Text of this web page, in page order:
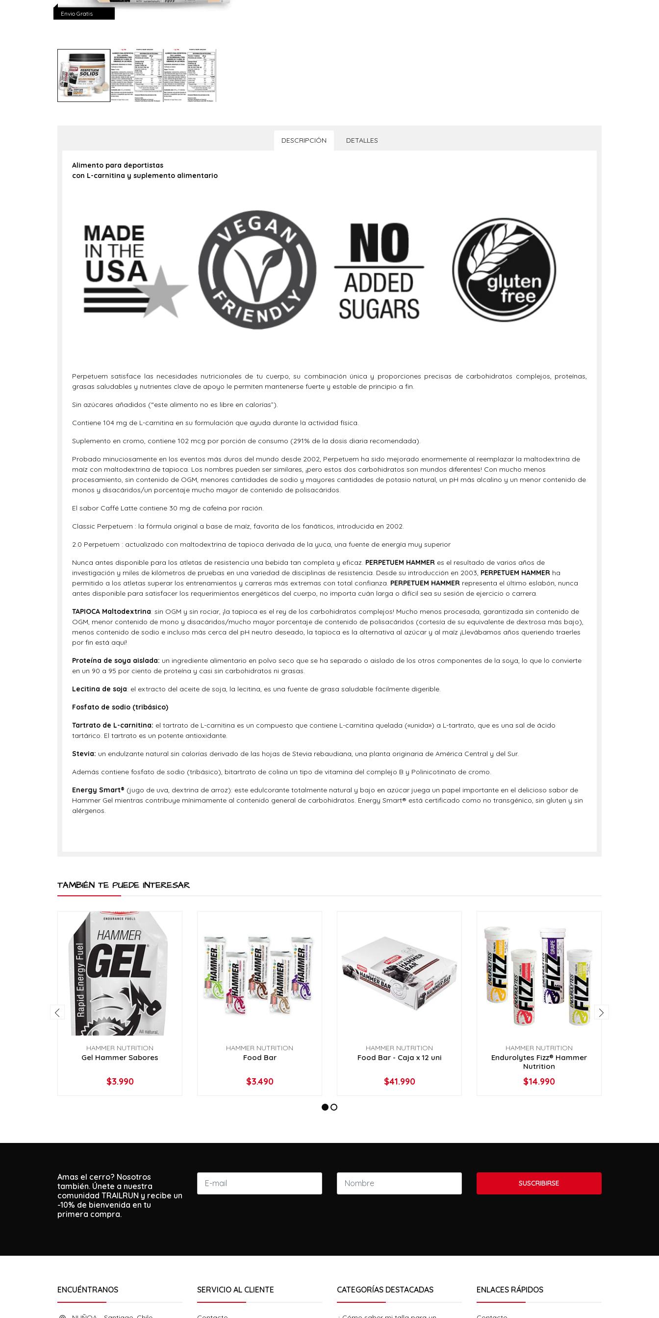
Envio Gratis
DESCRIPCIÓN DETALLES
Alimento para deportistas
con L-carnitina y suplemento alimentario
Perpetuem satisface las necesidades nutricionales de tu cuerpo, su combinación única y proporciones precisas de carbohidratos complejos, proteínas,
grasas saludables y nutrientes clave de apoyo le permiten mantenerse fuerte y estable de principio a fin.
Sin azúcares añadidos (“este alimento no es libre en calorías”).
Contiene 104 mg de L-carnitina en su formulación que ayuda durante la actividad física.
Suplemento en cromo, contiene 102 mcg por porción de consumo (291% de la dosis diaria recomendada).
Probado minuciosamente en los eventos más duros del mundo desde 2002, Perpetuem ha sido mejorado enormemente al reemplazar la maltodextrina de
maíz con maltodextrina de tapioca. Los nombres pueden ser similares, ¡pero estos dos carbohidratos son mundos diferentes! Con mucho menos
procesamiento, sin contenido de OGM, menores cantidades de sodio y mayores cantidades de potasio natural, un pH más alcalino y un menor contenido de
monos y disacáridos/un porcentaje mucho mayor de contenido de polisacáridos.
El sabor Caffé Latte contiene 30 mg de cafeína por ración.
Classic Perpetuem : la fórmula original a base de maíz, favorita de los fanáticos, introducida en 2002.
2.0 Perpetuem : actualizado con maltodextrina de tapioca derivada de la yuca, una fuente de energía muy superior
Nunca antes disponible para los atletas de resistencia una bebida tan completa y eficaz. PERPETUEM HAMMER es el resultado de varios años de
investigación y miles de kilómetros de pruebas en una variedad de disciplinas de resistencia. Desde su introducción en 2003, PERPETUEM HAMMER ha
permitido a los atletas superar los entrenamientos y carreras más extremas con total confianza. PERPETUEM HAMMER representa el último eslabón, nunca
antes disponible para satisfacer los requerimientos energéticos del cuerpo, no importa cuán larga o difícil sea su sesión de ejercicio o carrera.
TAPIOCA Maltodextrina: sin OGM y sin rociar, ¡la tapioca es el rey de los carbohidratos complejos! Mucho menos procesada, garantizada sin contenido de
OGM, menor contenido de mono y disacáridos/mucho mayor porcentaje de contenido de polisacáridos (cortesía de su equivalente de dextrosa más bajo),
menos contenido de sodio e incluso más cerca del pH neutro deseado, la tapioca es la alternativa al azúcar y al maíz ¡Llevábamos años queriendo traerles
por fin está aquí!
Proteína de soya aislada: un ingrediente alimentario en polvo seco que se ha separado o aislado de los otros componentes de la soya, lo que lo convierte
en un 90 a 95 por ciento de proteína y casi sin carbohidratos ni grasas.
Lecitina de soja: el extracto del aceite de soja, la lecitina, es una fuente de grasa saludable fácilmente digerible.
Fosfato de sodio (tribásico)
Tartrato de L-carnitina: el tartrato de L-carnitina es un compuesto que contiene L-carnitina quelada («unida») a L-tartrato, que es una sal de ácido
tartárico. El tartrato es un potente antioxidante.
Stevia: un endulzante natural sin calorías derivado de las hojas de Stevia rebaudiana, una planta originaria de América Central y del Sur.
Además contiene fosfato de sodio (tribásico), bitartrato de colina un tipo de vitamina del complejo B y Polinicotinato de cromo.
Energy Smart® (jugo de uva, dextrina de arroz): este edulcorante totalmente natural y bajo en azúcar juega un papel importante en el delicioso sabor de
Hammer Gel mientras contribuye mínimamente al contenido general de carbohidratos. Energy Smart® está certificado como no transgénico, sin gluten y sin
alérgenos.
TAMBIÉN TE PUEDE INTERESAR
HAMMER NUTRITION
Gel Hammer Sabores
VER OPCIONES
$3.990
HAMMER NUTRITION
Food Bar
VER OPCIONES
$3.490
HAMMER NUTRITION
Food Bar - Caja x 12 uni
VER OPCIONES
$41.990
HAMMER NUTRITION
​Endurolytes Fizz® Hammer
Nutrition
VER OPCIONES
$14.990
Amas el cerro? Nosotros
también. Únete a nuestra
comunidad TRAILRUN y recibe un
-10% de bienvenida en tu
primera compra.
SUSCRIBIRSE
ENCUÉNTRANOS SERVICIO AL CLIENTE CATEGORÍAS DESTACADAS ENLACES RÁPIDOS